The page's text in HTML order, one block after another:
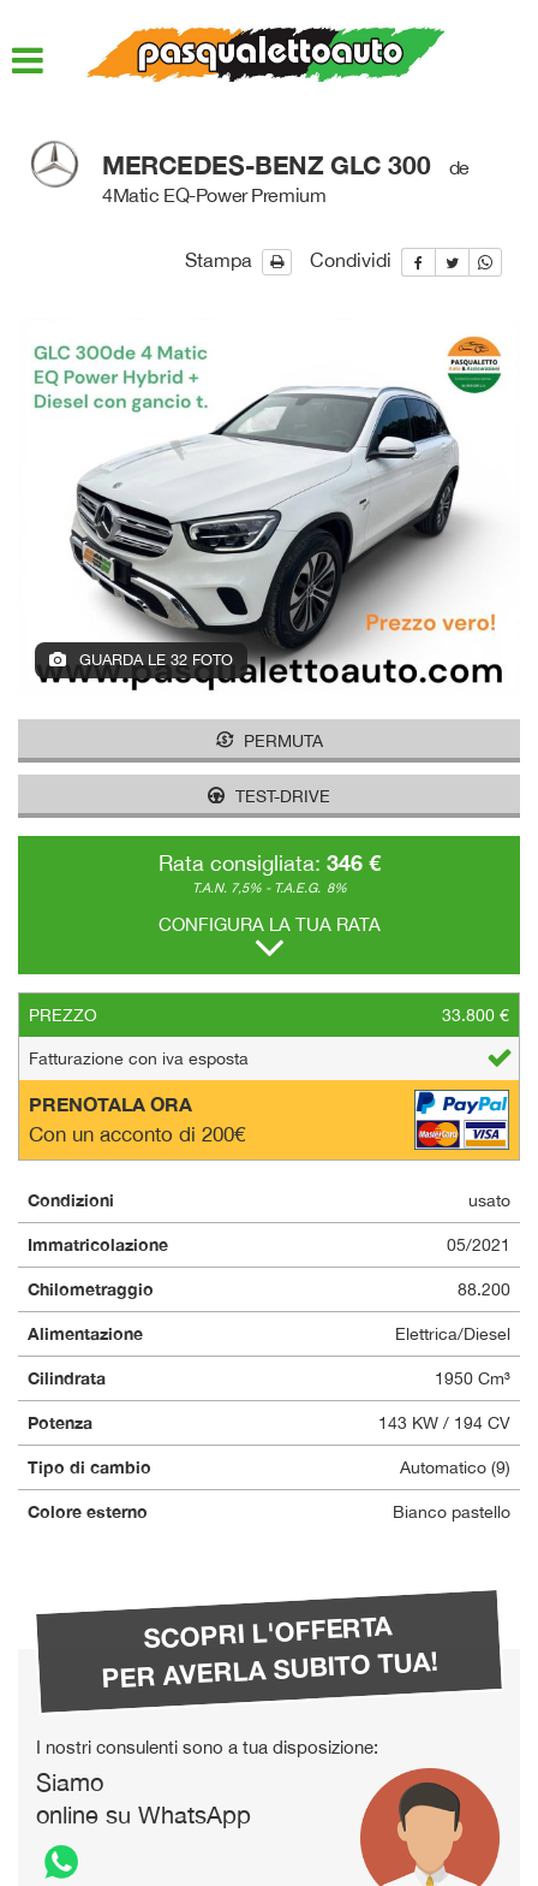
ACQUISTIAMO USATO
DICONO DI NOI
MERCEDES-BENZ GLC 300
de
4Matic EQ-Power Premium
Stampa Condividi
GUARDA LE 32 FOTO
PERMUTA
TEST-DRIVE
Rata consigliata: 346 €
T.A.N. 7,5% - T.A.E.G. 8%
CONFIGURA LA TUA RATA
PREZZO 33.800 €
Fatturazione con iva esposta
PRENOTALA ORA
Con un acconto di 200€
Condizioni usato
Immatricolazione 05/2021
Chilometraggio 88.200
Alimentazione Elettrica/Diesel
Cilindrata 1950 Cm³
Potenza 143 KW / 194 CV
Tipo di cambio Automatico (9)
Colore esterno Bianco pastello
SCOPRI L'OFFERTA
PER AVERLA SUBITO TUA!
I nostri consulenti sono a tua disposizione:
Siamo
online su WhatsApp